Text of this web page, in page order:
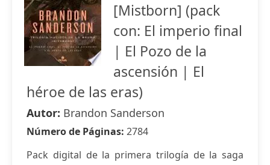
[Mistborn] (pack
con: El imperio final
| El Pozo de la
ascensión | El
héroe de las eras)
Autor: Brandon Sanderson
Número de Páginas: 2784
Pack digital de la primera trilogía de la saga